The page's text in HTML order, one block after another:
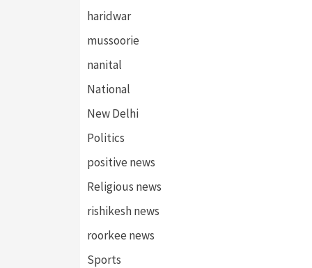
haridwar
mussoorie
nanital
National
New Delhi
Politics
positive news
Religious news
rishikesh news
roorkee news
Sports